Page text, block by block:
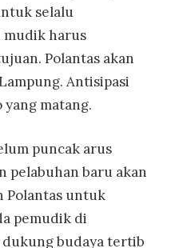
selalu
mudik harus
Polantas akan
Antisipasi
matang.
puncak arus
pelabuhan baru akan
Polantas untuk
pemudik di
budaya tertib